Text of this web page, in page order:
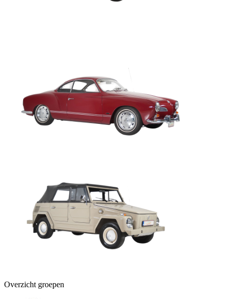
Overzicht groepen